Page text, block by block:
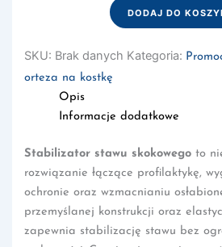
Oppo
DODAJ DO
SKU: Brak danych Kategoria:
orteza na kostkę
Opis
Informacje dodatkowe
Stabilizator stawu skokowegoto
rozwiązanie łączące profilaktykę,
ochronie oraz wzmacnianiu
przemyślanej konstrukcji oraz
zapewnia stabilizację stawu bez